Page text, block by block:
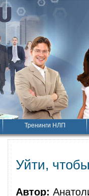
Тренинги НЛП
Уйти,
Автор: